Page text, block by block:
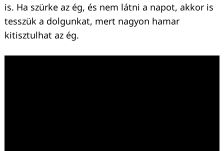
is. Ha szürke az ég, és nem látni a napot, akkor is
tesszük a dolgunkat, mert nagyon hamar
kitisztulhat az ég.